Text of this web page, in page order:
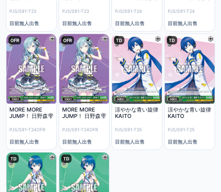
PJS/S91-T23
目前無人出售
PJS/S91-T23
目前無人出售
PJS/S91-T24
目前無人出售
PJS/S91-T24
目前無人出售
OFR
MORE MORE
JUMP！ 日野森雫
PJS/S91-T24OFR
目前無人出售
OFR
MORE MORE
JUMP！ 日野森雫
PJS/S91-T24OFR
目前無人出售
TD
涼やかな青い旋律
KAITO
PJS/S91-T25
目前無人出售
TD
涼やかな青い旋律
KAITO
PJS/S91-T25
目前無人出售
TD TD